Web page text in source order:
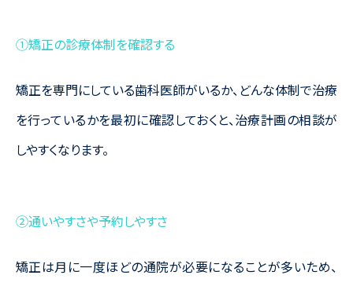
①矯正の診療体制を確認する
矯正を専門にしている歯科医師がいるか、どんな体制で治療
を行っているかを最初に確認しておくと、治療計画の相談が
しやすくなります。
②通いやすさや予約しやすさ
矯正は月に一度ほどの通院が必要になることが多いため、